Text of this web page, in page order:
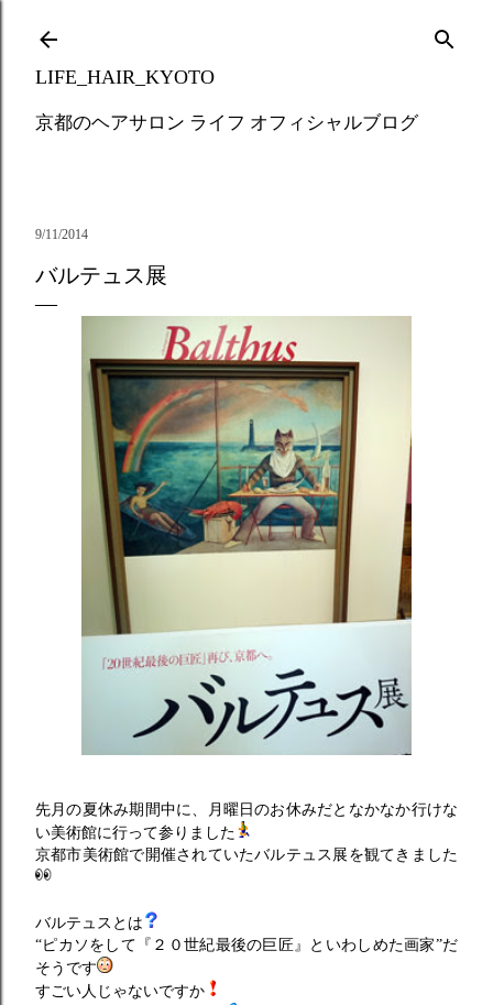
LIFE_HAIR_KYOTO
京都のヘアサロン ライフ オフィシャルブログ
9/11/2014
バルテュス展
先月の夏休み期間中に、月曜日のお休みだとなかなか行けな
い美術館に行って参りました
京都市美術館で開催されていたバルテュス展を観てきました
バルテュスとは
“ピカソをして『２０世紀最後の巨匠』といわしめた画家”だ
そうです
すごい人じゃないですか